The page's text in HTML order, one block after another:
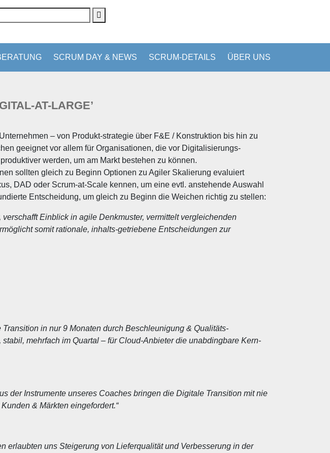
SCRUM DAY & NEWS SCRUM-DETAILS ÜBER UNS
AT-LARGE’
– von Produkt-strategie über F&E / Konstruktion bis hin zu
geeignet vor allem für Organisationen, die vor Digitalisierungs-
werden, um am Markt bestehen zu können.
sollten gleich zu Beginn Optionen zu Agiler Skalierung evaluiert
DAD oder Scrum-at-Scale kennen, um eine evtl. anstehende Auswahl
Entscheidung, um gleich zu Beginn die Weichen richtig zu stellen:
Einblick in agile Denkmuster, vermittelt vergleichenden
somit rationale, inhalts-getriebene Entscheidungen zur
in nur 9 Monaten durch Beschleunigung & Qualitäts-
mehrfach im Quartal – für Cloud-Anbieter die unabdingbare Kern-
der Instrumente unseres Coaches bringen die Digitale Transition mit nie
& Märkten eingefordert.“
erlaubten uns Steigerung von Lieferqualität und Verbesserung in der